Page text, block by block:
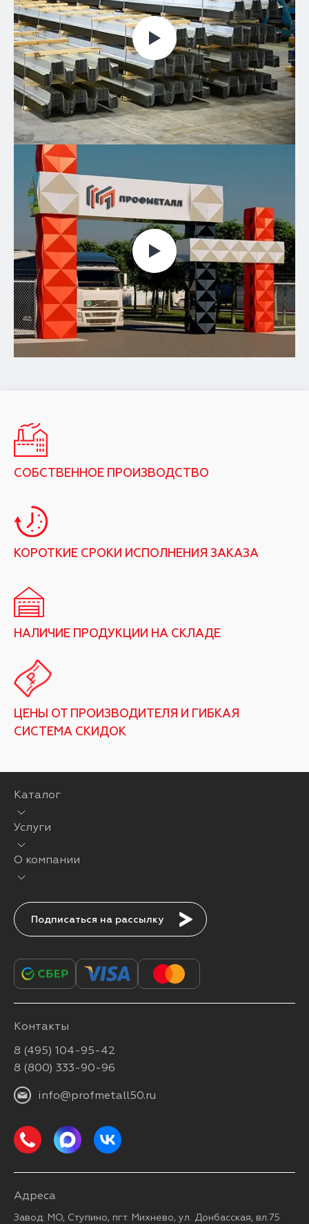
СОБСТВЕННОЕ ПРОИЗВОДСТВО
КОРОТКИЕ СРОКИ ИСПОЛНЕНИЯ ЗАКАЗА
НАЛИЧИЕ ПРОДУКЦИИ НА СКЛАДЕ
ЦЕНЫ ОТ ПРОИЗВОДИТЕЛЯ И ГИБКАЯ
СИСТЕМА СКИДОК
Каталог
Услуги
О компании
Подписаться
Контакты
8 (495) 104-95-42
8 (800) 333-90-96
info@profmetall50.ru
Адреса
Завод: МО, Ступино, пгт. Михнево, ул. Донбасская, вл.75